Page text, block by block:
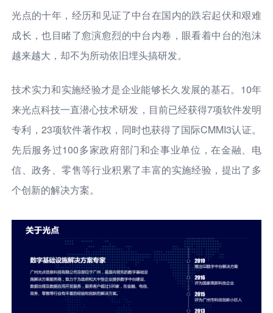
光点的十年，经历和见证了中台在国内的跌宕起伏和艰难
成长，也目睹了愈演愈烈的中台内卷，眼看着中台的泡沫
越来越大，却不为所动依旧埋头搞研发。
技术实力和实施经验才是企业能够长久发展的基石。10年
来光点科技一直潜心技术研发，目前已经获得7项软件发明
专利，23项软件著作权，同时也获得了国际CMMI3认证。
先后服务过100多家政府部门和企事业单位，在金融、电
信、政务、零售等行业积累了丰富的实施经验，提出了多
个创新的解决方案。